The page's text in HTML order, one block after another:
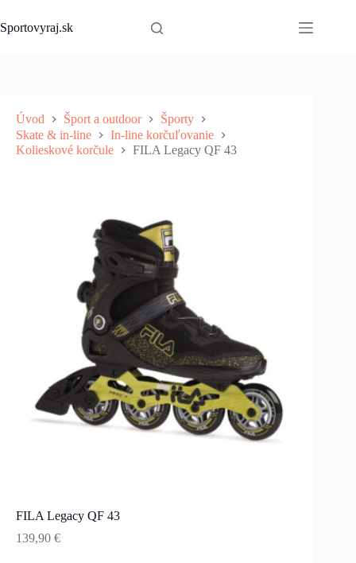
to
content
Sportovyraj.sk
Úvod Šport a outdoor
Športy
Skate & in-line
In-line korčuľovanie
Kolieskové korčule
FILA Legacy QF 43
FILA Legacy QF 43
139,90 €